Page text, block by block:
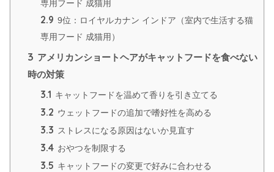
専用フード 成猫用
2.9 9位：ロイヤルカナン インドア（室内で生活する猫
専用フード 成猫用）
3 アメリカンショートヘアがキャットフードを食べない
時の対策
3.1 キャットフードを温めて香りを引き立てる
3.2 ウェットフードの追加で嗜好性を高める
3.3 ストレスになる原因はないか見直す
3.4 おやつを制限する
3.5 キャットフードの変更で好みに合わせる